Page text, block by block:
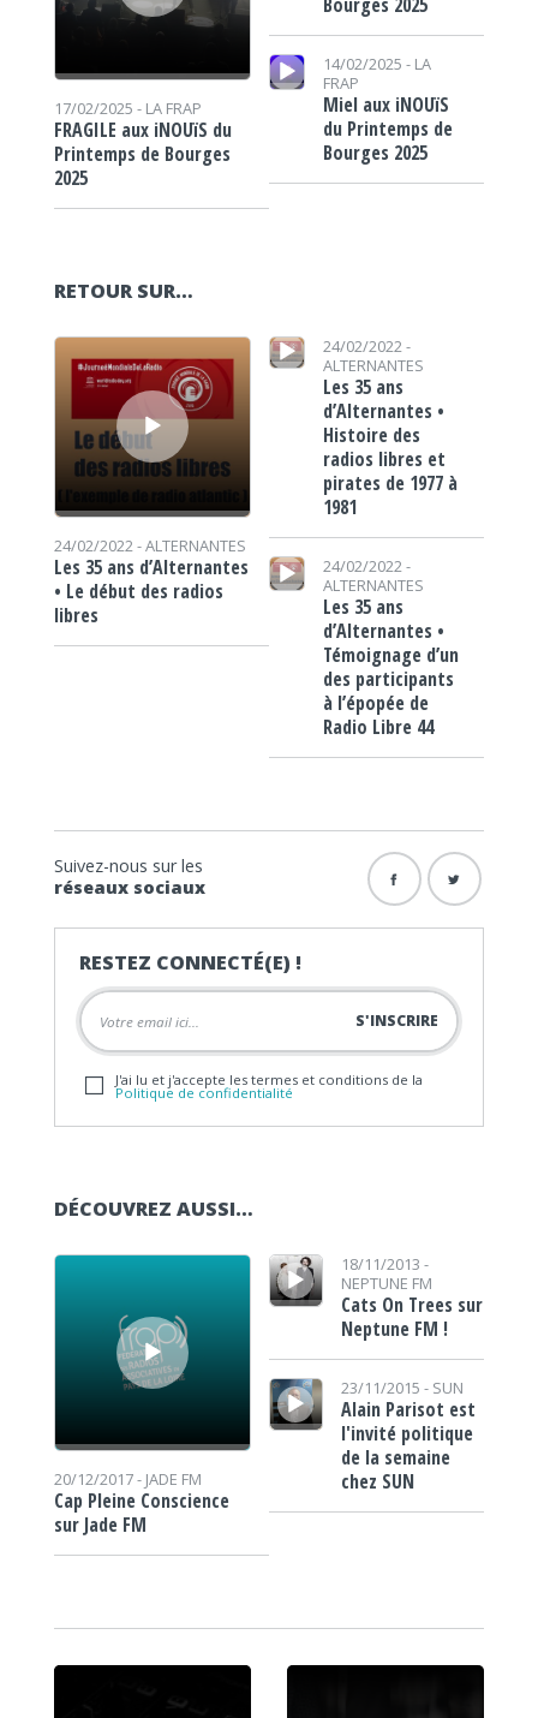
17/02/2025 - LA FRAP
FRAGILE aux iNOUïS du
Printemps de Bourges
2025
Lecteur audio
14/02/2025 - LA
FRAP
Miel aux iNOUïS
du Printemps de
Bourges 2025
RETOUR SUR…
Lecteur audio
24/02/2022 -ALTERNANTES
Les 35 ans d’Alternantes
• Le début des radios
libres
Lecteur audio
24/02/2022 -
ALTERNANTES
Les 35 ans
d’Alternantes •
Histoire des
radios libres et
pirates de 1977 à
1981
Lecteur audio
24/02/2022 -
ALTERNANTES
Les 35 ans
d’Alternantes •
Témoignage d’un
des participants
à l’épopée de
Radio Libre 44
Suivez-nous sur les
réseaux sociaux
RESTEZ CONNECTÉ(E) !
J'ai lu et j'accepte les termes et conditions de la
Politique de confidentialité
DÉCOUVREZ AUSSI…
Lecteur audio
20/12/2017 - JADE FM
Cap Pleine Conscience
sur Jade FM
Lecteur audio18/11/2013 -
NEPTUNE FM
Cats On Trees sur
Neptune FM !
Lecteur audio
23/11/2015 - SUN
Alain Parisot est
l'invité politique
de la semaine
chez SUN